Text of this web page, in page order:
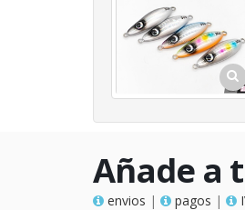
Añade a
envios | pagos |